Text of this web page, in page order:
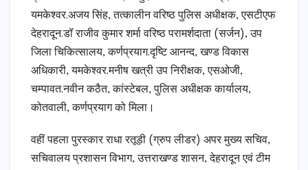
यमकेश्वर.अजय सिंह, तत्कालीन वरिष्ठ पुलिस अधीक्षक, एसटीएफ
देहरादून.डॉ राजीव कुमार शर्मा वरिष्ठ परामर्शदाता (सर्जन), उप
जिला चिकित्सालय, कर्णप्रयाग.दृष्टि आनन्द, खण्ड विकास
अधिकारी, यमकेश्वर.मनीष खत्री उप निरीक्षक, एसओजी,
चम्पावत.नवीन कठैत, कांस्टेबल, पुलिस अधीक्षक कार्यालय,
कोतवाली, कर्णप्रयाग को मिला।
वहीं पहला पुरस्कार राधा रतूड़ी (ग्रुप लीडर) अपर मुख्य सचिव,
सचिवालय प्रशासन विभाग, उत्तराखण्ड शासन, देहरादून एवं टीम